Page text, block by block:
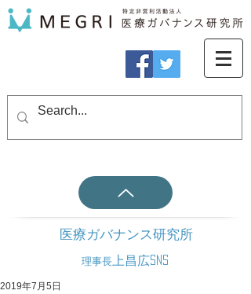
医療ガバナンス研究所
理事長 上昌広SNS
2019年7月5日